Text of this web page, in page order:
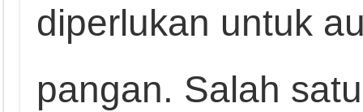
diperlukan untuk
pangan. Salah